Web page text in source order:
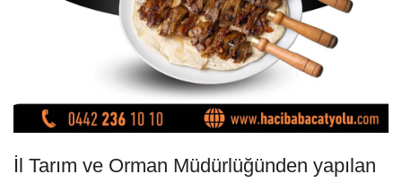
İl Tarım ve Orman Müdürlüğünden yapılan